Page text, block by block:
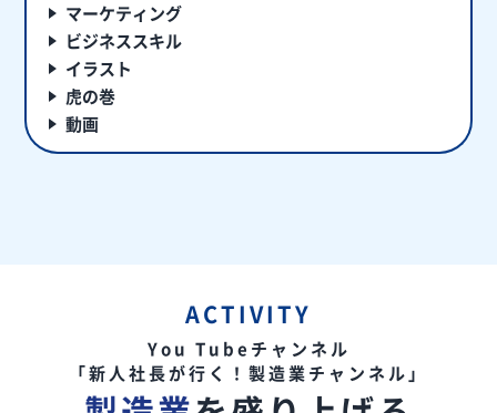
マーケティング
ビジネススキル
イラスト
虎の巻
動画
ACTIVITY
You Tubeチャンネル
「新人社長が行く！製造業チャンネル」